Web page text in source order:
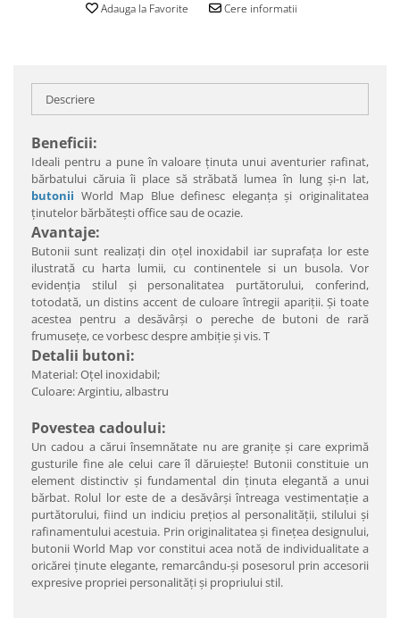
Adauga la Favorite Cere informatii
Descriere
Beneficii:
Ideali pentru a pune în valoare ţinuta unui aventurier rafinat,
bărbatului căruia îi place să străbată lumea în lung şi-n lat,
butonii World Map Blue definesc eleganţa şi originalitatea
ţinutelor bărbăteşti office sau de ocazie.
Avantaje:
Butonii sunt realizaţi din oţel inoxidabil iar suprafaţa lor este
ilustrată cu harta lumii, cu continentele si un busola. Vor
evidenţia stilul şi personalitatea purtătorului, conferind,
totodată, un distins accent de culoare întregii apariţii. Şi toate
acestea pentru a desăvârşi o pereche de butoni de rară
frumuseţe, ce vorbesc despre ambiţie şi vis. T
Detalii butoni:
Material: Oţel inoxidabil;
Culoare: Argintiu, albastru
Povestea cadoului:
Un cadou a cărui însemnătate nu are graniţe şi care exprimă
gusturile fine ale celui care îl dăruieşte! Butonii constituie un
element distinctiv şi fundamental din ţinuta elegantă a unui
bărbat. Rolul lor este de a desăvârşi întreaga vestimentaţie a
purtătorului, fiind un indiciu preţios al personalităţii, stilului şi
rafinamentului acestuia. Prin originalitatea şi fineţea designului,
butonii World Map vor constitui acea notă de individualitate a
oricărei ţinute elegante, remarcându-şi posesorul prin accesorii
expresive propriei personalităţi şi propriului stil.